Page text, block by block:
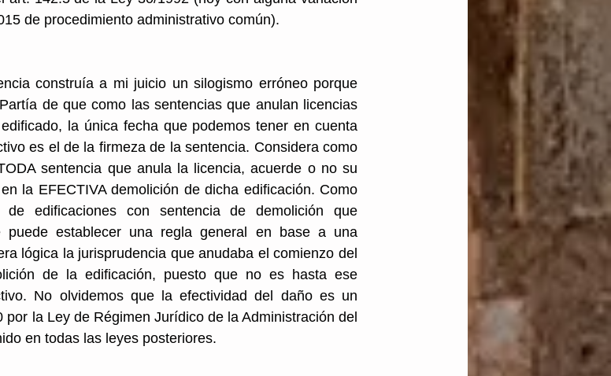
de procedimiento administrativo común).
construía a mi juicio un silogismo erróneo porque
de que como las sentencias que anulan licencias
la única fecha que podemos tener en cuenta
es el de la firmeza de la sentencia. Considera como
sentencia que anula la licencia, acuerde o no su
la EFECTIVA demolición de dicha edificación. Como
de edificaciones con sentencia de demolición que
puede establecer una regla general en base a una
lógica la jurisprudencia que anudaba el comienzo del
de la edificación, puesto que no es hasta ese
No olvidemos que la efectividad del daño es un
la Ley de Régimen Jurídico de la Administración del
en todas las leyes posteriores.